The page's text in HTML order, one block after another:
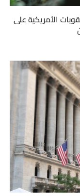
الأمريكية على